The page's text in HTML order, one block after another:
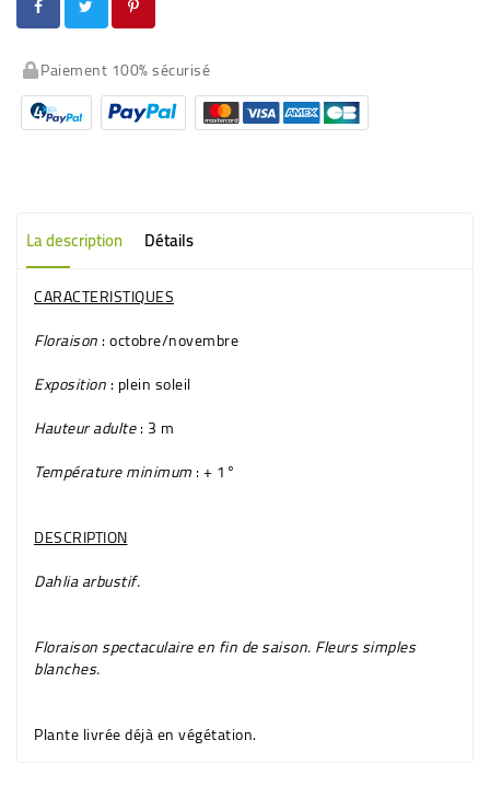
Paiement 100% sécurisé
La description Détails
CARACTERISTIQUES
Floraison: octobre/novembre
Exposition: plein soleil
Hauteur adulte: 3 m
Température minimum: + 1°
DESCRIPTION
Dahlia arbustif.
Floraison spectaculaire en fin de saison. Fleurs simples
blanches.
Plante livrée déjà en végétation.